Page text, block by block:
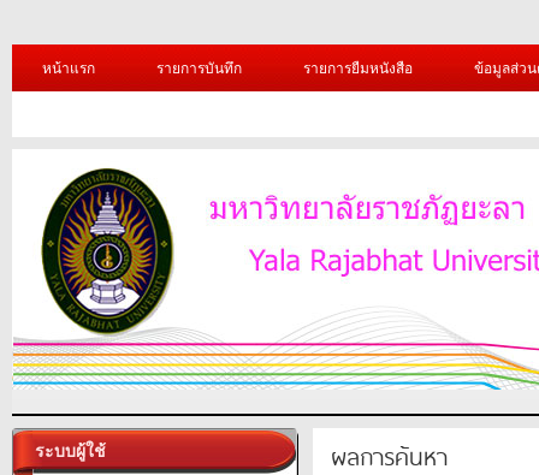
หน้าแรก รายการบันทึก รายการยืมหนังสือ ข้อมูลส่ว
ระบบผู้ใช้ ผลการค้นหา